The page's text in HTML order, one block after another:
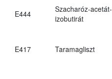
E444
Szacharóz-acetát-
izobutirát
E417 Taramagliszt